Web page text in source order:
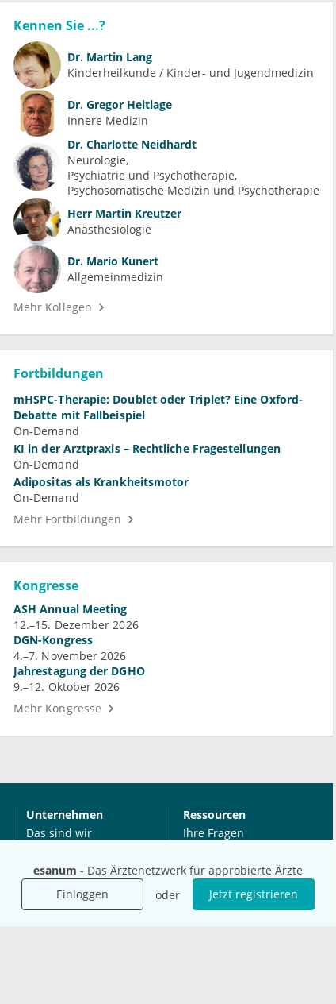
esanum - Das Ärztenetzwerk für approbierte Ärzte
Einloggen
oder Jetzt registrieren
Kennen Sie ...?
Dr. Martin Lang
Kinderheilkunde / Kinder- und Jugendmedizin
Dr. Gregor Heitlage
Innere Medizin
Dr. Charlotte Neidhardt
Neurologie
Psychiatrie und Psychotherapie
Psychosomatische Medizin und Psychotherapie
Herr Martin Kreutzer
Anästhesiologie
Dr. Mario Kunert
Allgemeinmedizin
Mehr Kollegen
Fortbildungen
mHSPC-Therapie: Doublet oder Triplet? Eine Oxford-
Debatte mit Fallbeispiel
On-Demand
KI in der Arztpraxis – Rechtliche Fragestellungen
On-Demand
Adipositas als Krankheitsmotor
On-Demand
Mehr Fortbildungen
Kongresse
ASH Annual Meeting
12.–15. Dezember 2026
DGN-Kongress
4.–7. November 2026
Jahrestagung der DGHO
9.–12. Oktober 2026
Mehr Kongresse
Unternehmen
Das sind wir
Für Agenturen
Mediadaten
Presse
Ressourcen
Ihre Fragen